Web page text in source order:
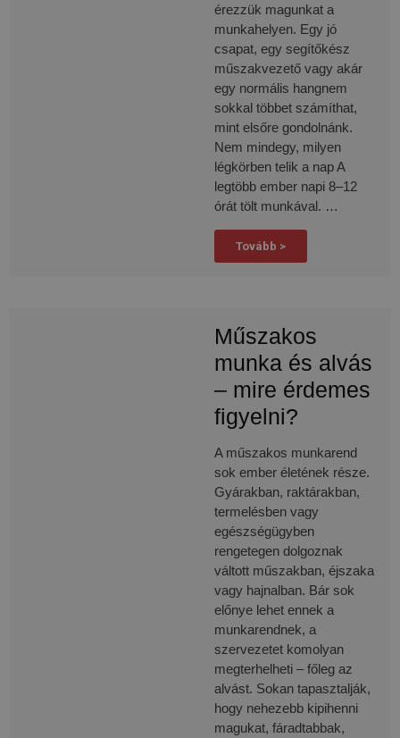
érezzük magunkat a
munkahelyen. Egy jó
csapat, egy segítőkész
műszakvezető vagy akár
egy normális hangnem
sokkal többet számíthat,
mint elsőre gondolnánk.
Nem mindegy, milyen
légkörben telik a nap A
legtöbb ember napi 8–12
órát tölt munkával. …
Tovább >
Műszakos
munka és alvás
– mire érdemes
figyelni?
A műszakos munkarend
sok ember életének része.
Gyárakban, raktárakban,
termelésben vagy
egészségügyben
rengetegen dolgoznak
váltott műszakban, éjszaka
vagy hajnalban. Bár sok
előnye lehet ennek a
munkarendnek, a
szervezetet komolyan
megterhelheti – főleg az
alvást. Sokan tapasztalják,
hogy nehezebb kipihenni
magukat, fáradtabbak,